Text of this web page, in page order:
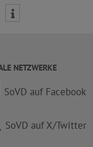
NETZWERKE
SoVD auf Facebook
SoVD auf X/Twitter